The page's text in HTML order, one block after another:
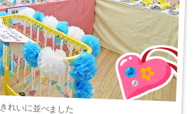
きれいに並べました